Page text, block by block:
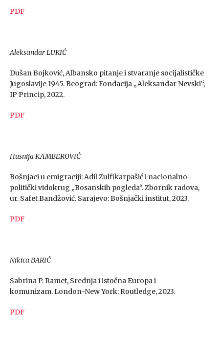
PDF
Aleksandar LUKIĆ
Dušan Bojković, Albansko pitanje i stvaranje socijalističke
Jugoslavije 1945. Beograd: Fondacija „Aleksandar Nevski“,
IP Princip, 2022.
PDF
Husnija KAMBEROVIĆ
Bošnjaci u emigraciji: Adil Zulfikarpašić i nacionalno-
politički vidokrug „Bosanskih pogleda“. Zbornik radova,
ur. Safet Bandžović. Sarajevo: Bošnjački institut, 2023.
PDF
Nikica BARIĆ
Sabrina P. Ramet, Srednja i istočna Europa i
komunizam. London-New York: Routledge, 2023.
PDF